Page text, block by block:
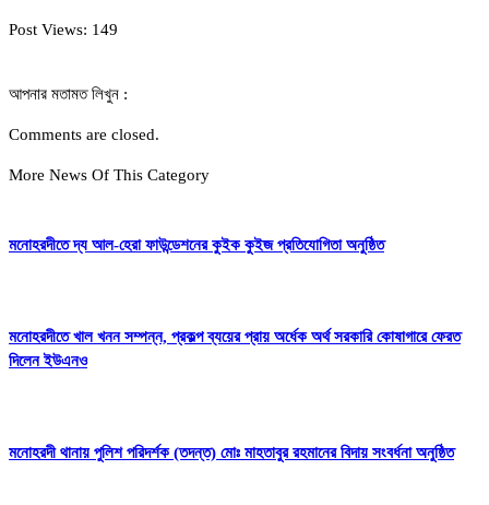
Post Views: 149
আপনার মতামত লিখুন :
Comments are closed.
More News Of This Category
মনোহরদীতে দ্য আল-হেরা ফাউন্ডেশনের কুইক কুইজ প্রতিযোগিতা অনুষ্ঠিত
মনোহরদীতে খাল খনন সম্পন্ন, প্রকল্প ব্যয়ের প্রায় অর্ধেক অর্থ সরকারি কোষাগারে ফেরত
দিলেন ইউএনও
মনোহরদী থানায় পুলিশ পরিদর্শক (তদন্ত) মোঃ মাহতাবুর রহমানের বিদায় সংবর্ধনা অনুষ্ঠিত